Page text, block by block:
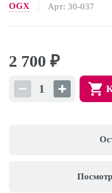
OGX
Арт: 30-037
2 700 ₽